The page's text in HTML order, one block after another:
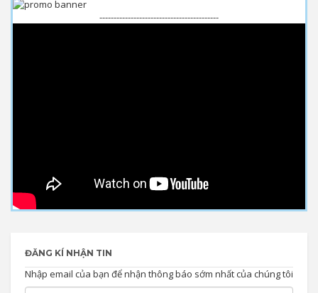
------------------------------------------
ĐĂNG KÍ NHẬN TIN
Nhập email của bạn để nhận thông báo sớm nhất của chúng tôi